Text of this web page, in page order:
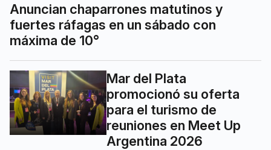
Anuncian chaparrones matutinos y
fuertes ráfagas en un sábado con
máxima de 10°
Mar del Plata
promocionó su oferta
para el turismo de
reuniones en Meet Up
Argentina 2026